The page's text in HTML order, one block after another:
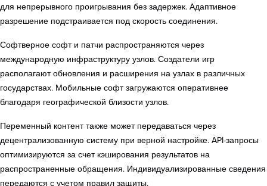
для непрерывного проигрывания без задержек. Адаптивное
разрешение подстраивается под скорость соединения.
Софтверное софт и патчи распространяются через
международную инфраструктуру узлов. Создатели игр
располагают обновления и расширения на узлах в различных
государствах. Мобильные софт загружаются оперативнее
благодаря географической близости узлов.
Переменный контент также может передаваться через
децентрализованную систему при верной настройке. API-запросы
оптимизируются за счет кэширования результатов на
распространенные обращения. Индивидуализированные сведения
передаются с учетом правил защиты.